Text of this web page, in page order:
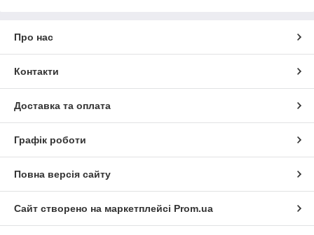
Про нас
Контакти
Доставка та оплата
Графік роботи
Повна версія сайту
Сайт створено на маркетплейсі Prom.ua